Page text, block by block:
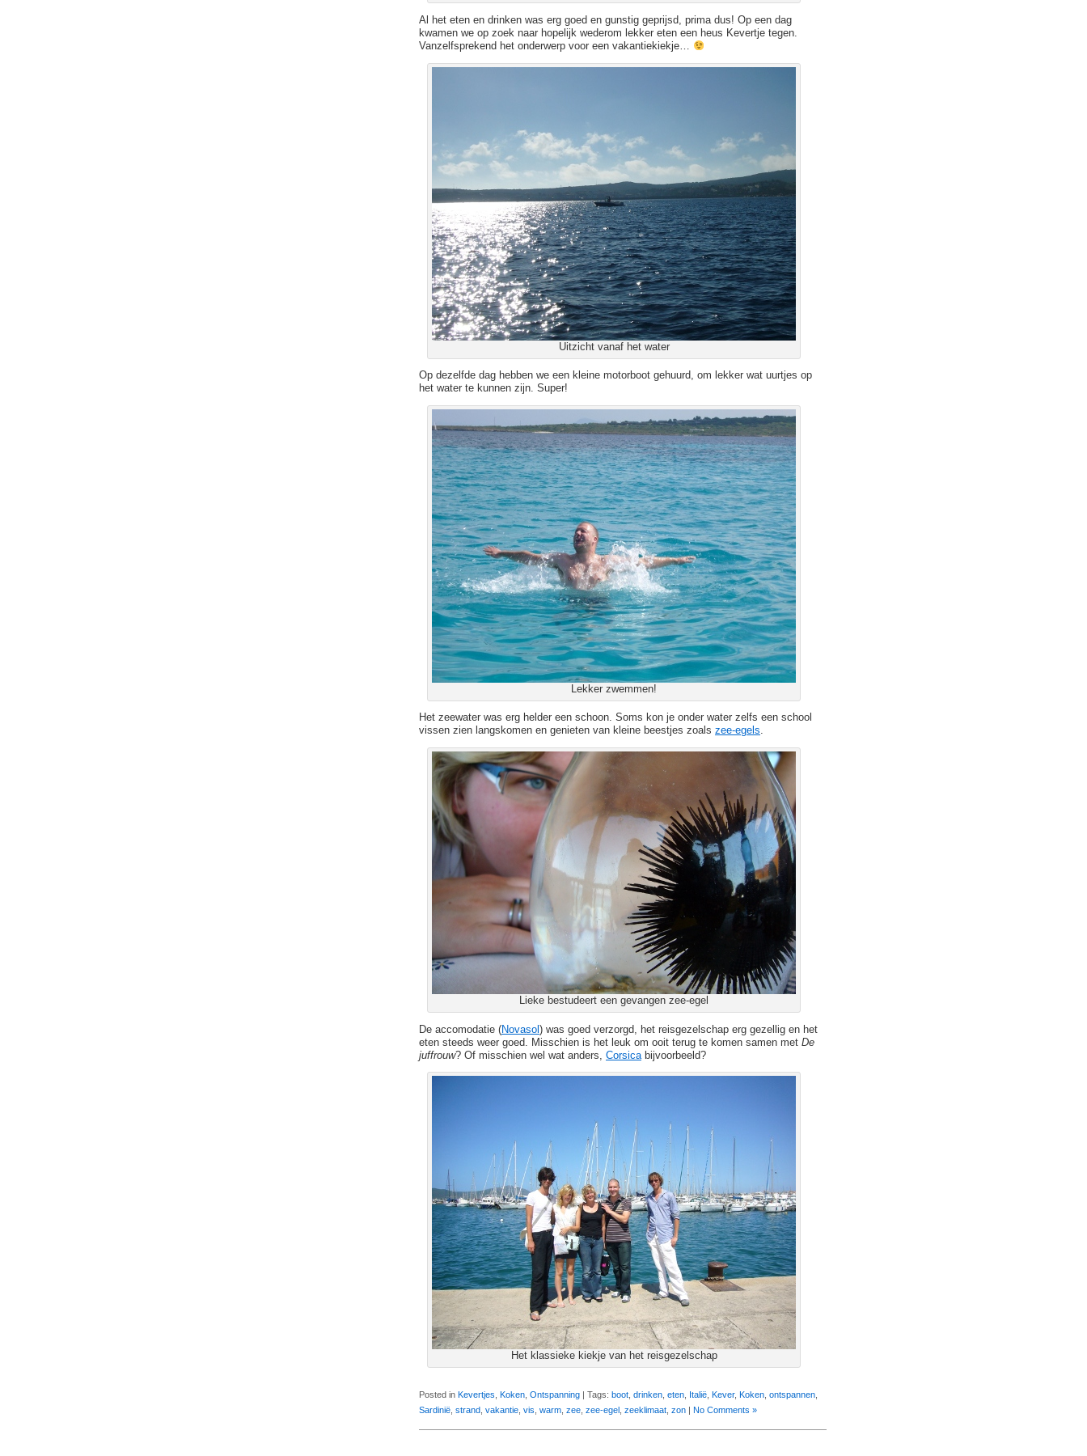
Al het eten en drinken was erg goed en gunstig geprijsd, prima dus! Op een dag
kwamen we op zoek naar hopelijk wederom lekker eten een heus Kevertje tegen.
Vanzelfsprekend het onderwerp voor een vakantiekiekje…
Uitzicht vanaf het water
Op dezelfde dag hebben we een kleine motorboot gehuurd, om lekker wat uurtjes op
het water te kunnen zijn. Super!
Lekker zwemmen!
Het zeewater was erg helder een schoon. Soms kon je onder water zelfs een school
vissen zien langskomen en genieten van kleine beestjes zoals zee-egels.
Lieke bestudeert een gevangen zee-egel
De accomodatie (Novasol ) was goed verzorgd, het reisgezelschap erg gezellig en het
eten steeds weer goed. Misschien is het leuk om ooit terug te komen samen met De
juffrouw? Of misschien wel wat anders, Corsica bijvoorbeeld?
Het klassieke kiekje van het reisgezelschap
Posted in Kevertjes Koken Ontspanning | Tags: boot drinken eten Italië Kever, Koken ontspannen
Sardinië strand vakantie vis warm zee zee-egel zeeklimaat zon | No Comments »